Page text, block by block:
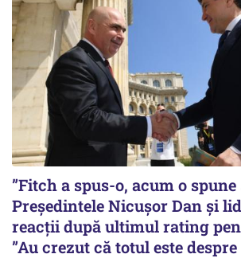
”Fitch a spus-o, acum o spune
Președintele Nicușor Dan și
reacții după ultimul rating
”Au crezut că totul este despre